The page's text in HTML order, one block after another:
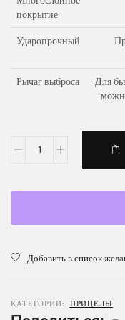
покрытие
Ударопрочный
Рычаг выброса
Для
Добавить в список
КАТЕГОРИИ: ПРИЦЕЛЫ